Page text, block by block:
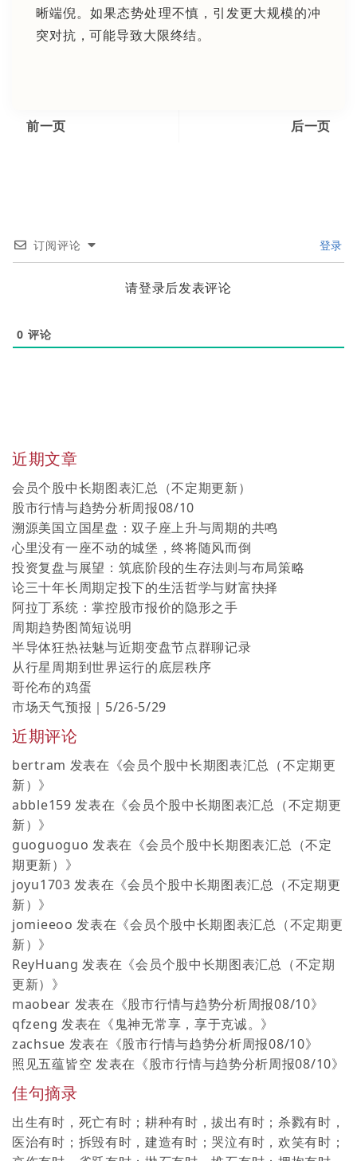
晰端倪。如果态势处理不慎，引发更大规模的冲
突对抗，可能导致大限终结。
前一页 后一页
订阅评论 登录
请登录后发表评论
0 评论
近期文章
会员个股中长期图表汇总（不定期更新）
股市行情与趋势分析周报08/10
溯源美国立国星盘：双子座上升与周期的共鸣
心里没有一座不动的城堡，终将随风而倒
投资复盘与展望：筑底阶段的生存法则与布局策略
论三十年长周期定投下的生活哲学与财富抉择
阿拉丁系统：掌控股市报价的隐形之手
周期趋势图简短说明
半导体狂热祛魅与近期变盘节点群聊记录
从行星周期到世界运行的底层秩序
哥伦布的鸡蛋
市场天气预报｜5/26-5/29
近期评论
bertram 发表在《会员个股中长期图表汇总（不定期更
新） 》
abble159 发表在《会员个股中长期图表汇总（不定期更
新） 》
guoguoguo 发表在《会员个股中长期图表汇总（不定
期更新） 》
joyu1703 发表在《会员个股中长期图表汇总（不定期更
新） 》
jomieeoo 发表在《会员个股中长期图表汇总（不定期更
新） 》
ReyHuang 发表在《会员个股中长期图表汇总（不定期
更新） 》
maobear 发表在《股市行情与趋势分析周报08/10》
qfzeng 发表在《鬼神无常享，享于克诚。 》
zachsue 发表在《股市行情与趋势分析周报08/10》
照见五蕴皆空 发表在《股市行情与趋势分析周报08/10》
佳句摘录
出生有时，死亡有时；耕种有时，拔出有时；杀戮有时，
医治有时；拆毁有时，建造有时；哭泣有时，欢笑有时；